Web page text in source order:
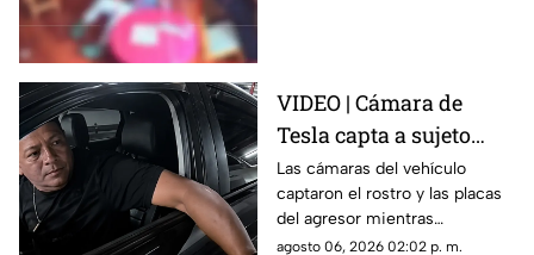
VIDEO | Cámara de
Tesla capta a sujeto
rayando el auto en
estacionamiento
Las cámaras del vehículo
captaron el rostro y las placas
del agresor mientras
vandalizaba la pintura. Esto
agosto 06, 2026 02:02 p. m.